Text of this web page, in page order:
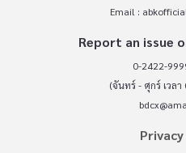
Email :
Report an issue
0-2422-
(จันทร์ - ศุกร์ เวล